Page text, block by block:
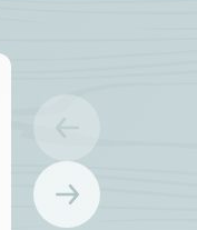
produits
Martine C, suite à
20/07/2026